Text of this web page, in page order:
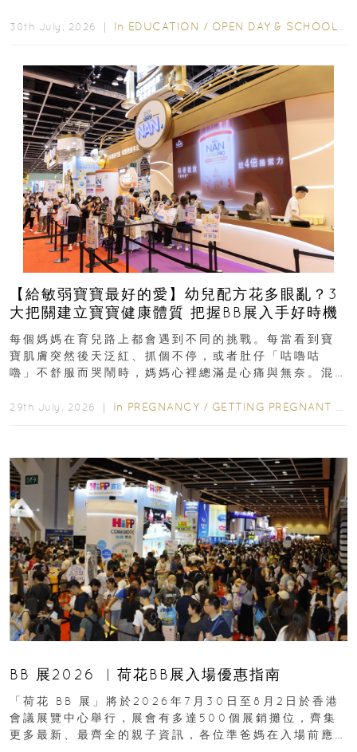
30th July, 2026 ｜ In EDUCATION / OPEN DAY & SCHOOL EVENTS
【給敏弱寶寶最好的愛】幼兒配方花多眼亂？3
大把關建立寶寶健康體質 把握BB展入手好時機
每個媽媽在育兒路上都會遇到不同的挑戰。每當看到寶
寶肌膚突然後天泛紅、抓個不停，或者肚仔「咕嚕咕
嚕」不舒服而哭鬧時，媽媽心裡總滿是心痛與無奈。混
29th July, 2026 ｜ In PREGNANCY / GETTING PREGNANT
BB 展2026 ︳荷花BB展入場優惠指南
「荷花 BB 展」將於2026年7月30日至8月2日於香港
會議展覽中心舉行，展會有多達500個展銷攤位，齊集
更多最新、最齊全的親子資訊，各位準爸媽在入場前應